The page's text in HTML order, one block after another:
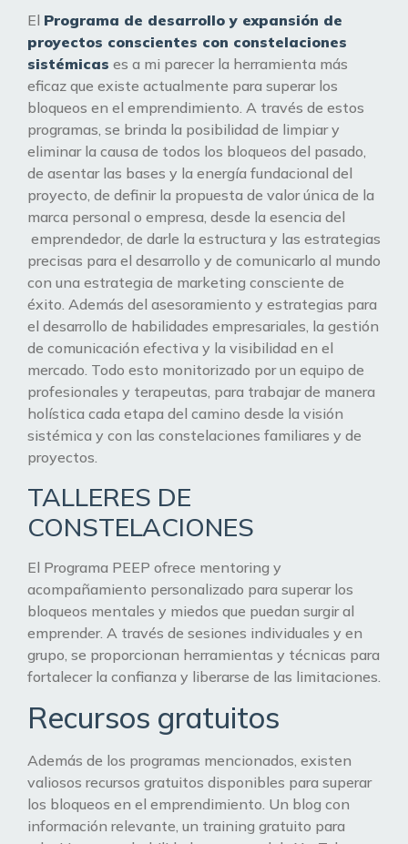
El Programa de desarrollo y expansión de
proyectos conscientes con constelaciones
sistémicas es a mi parecer la herramienta más
eficaz que existe actualmente para superar los
bloqueos en el emprendimiento. A través de estos
programas, se brinda la posibilidad de limpiar y
eliminar la causa de todos los bloqueos del pasado,
de asentar las bases y la energía fundacional del
proyecto, de definir la propuesta de valor única de la
marca personal o empresa, desde la esencia del
emprendedor, de darle la estructura y las estrategias
precisas para el desarrollo y de comunicarlo al mundo
con una estrategia de marketing consciente de
éxito. Además del asesoramiento y estrategias para
el desarrollo de habilidades empresariales, la gestión
de comunicación efectiva y la visibilidad en el
mercado. Todo esto monitorizado por un equipo de
profesionales y terapeutas, para trabajar de manera
holística cada etapa del camino desde la visión
sistémica y con las constelaciones familiares y de
proyectos.
TALLERES DE
CONSTELACIONES
El Programa PEEP ofrece mentoring y
acompañamiento personalizado para superar los
bloqueos mentales y miedos que puedan surgir al
emprender. A través de sesiones individuales y en
grupo, se proporcionan herramientas y técnicas para
fortalecer la confianza y liberarse de las limitaciones.
Recursos gratuitos
Además de los programas mencionados, existen
valiosos recursos gratuitos disponibles para superar
los bloqueos en el emprendimiento. Un blog con
información relevante, un training gratuito para